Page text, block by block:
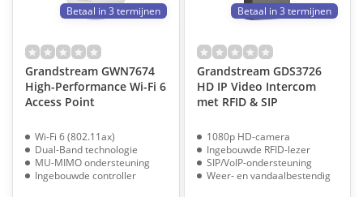
Betaal in 3 termijnen
Grandstream GWN7674
High-Performance Wi-Fi 6
Access Point
Wi-Fi 6 (802.11ax)
Dual-Band technologie
MU-MIMO ondersteuning
Ingebouwde controller
Betaal in 3 termijnen
Grandstream GDS3726
HD IP Video Intercom
met RFID & SIP
1080p HD-camera
Ingebouwde RFID-lezer
SIP/VoIP-ondersteuning
Weer- en vandaalbestendig